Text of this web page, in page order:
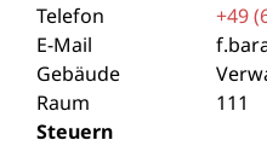
Telefon +49
E-Mail
Gebäude
Raum
111
Steuern